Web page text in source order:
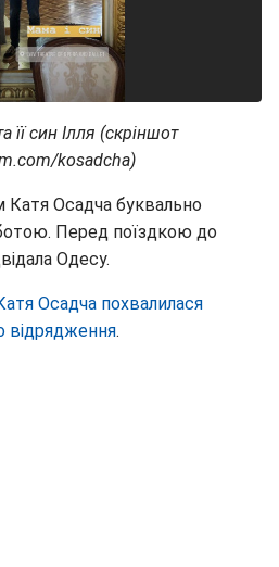
її син Ілля (скріншот
kosadcha)
Катя Осадча буквально
Перед поїздкою до
Одесу.
Осадча похвалилася
відрядження.